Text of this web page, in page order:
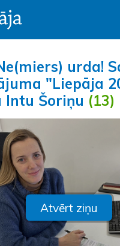
urda!
"Liepāja
Šoriņu (13)
Atvērt ziņu